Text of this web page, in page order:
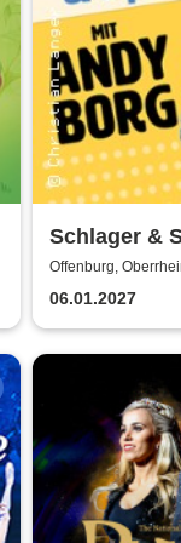
Schlager &
Borg und
Offenburg,
06.01.2027